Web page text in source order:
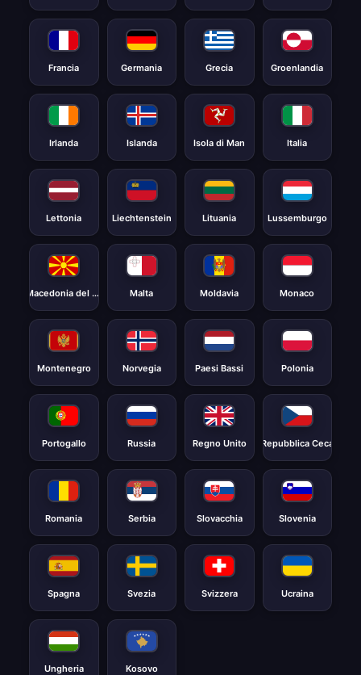
Francia Germania Grecia Groenlandia
Irlanda Islanda Isola di Man Italia
Lettonia Liechtenstein Lituania Lussemburgo
Macedonia del Nord Malta Moldavia Monaco
Montenegro Norvegia Paesi Bassi Polonia
Portogallo Russia Regno Unito Repubblica Ceca
Romania Serbia Slovacchia Slovenia
Spagna Svezia Svizzera Ucraina
Ungheria Kosovo